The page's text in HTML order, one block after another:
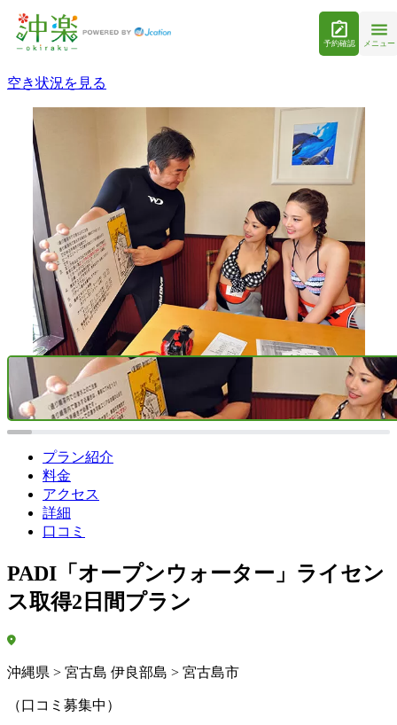
予約確認 メニュー
空き状況を見る
プラン紹介
料金
アクセス
詳細
口コミ
PADI「オープンウォーター」ライセン
ス取得2日間プラン
沖縄県 > 宮古島 伊良部島 > 宮古島市
（口コミ募集中）